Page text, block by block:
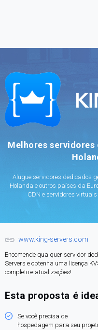
Melhores servidores
Alugue servidores dedicados
Holanda e outros países da
CDN e servidores
www.king-servers.com
Encomende qualquer servidor
Servers e obtenha uma licença
completo e atualizações!
Esta proposta é
Se você precisa de
hospedagem para seu